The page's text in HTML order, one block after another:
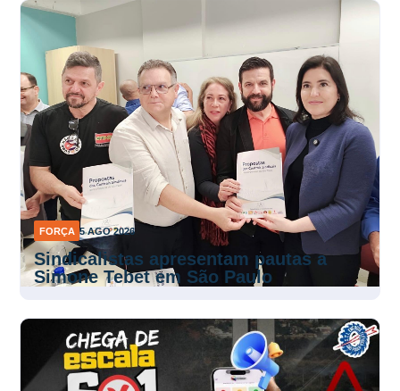
FORÇA 5 AGO 2026
Sindicalistas apresentam pautas a
Simone Tebet em São Paulo